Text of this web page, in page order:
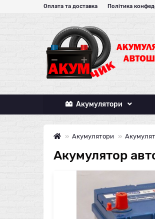
Оплата та доставка Політика
Акумулятори
Акумулятори
Акумулятор